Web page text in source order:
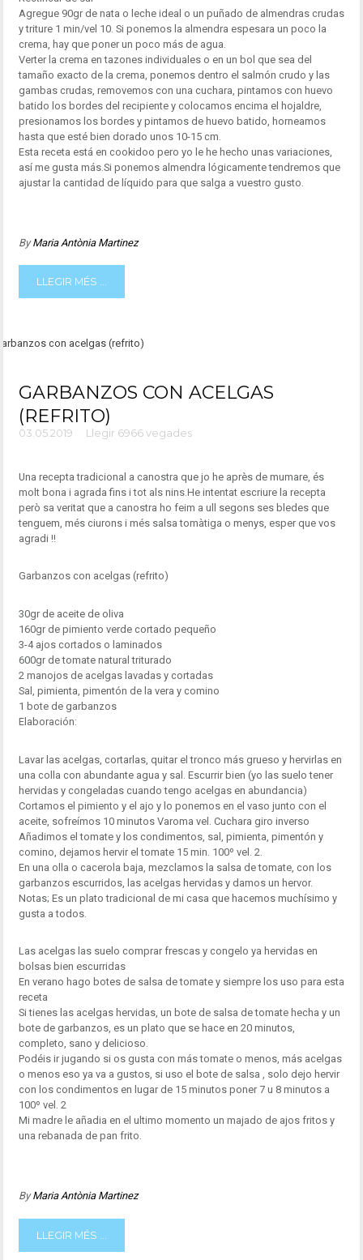
Agregue 90gr de nata o leche ideal o un puñado de almendras crudas
y triture 1 min/vel 10. Si ponemos la almendra espesara un poco la
crema, hay que poner un poco más de agua.
Verter la crema en tazones individuales o en un bol que sea del
tamaño exacto de la crema, ponemos dentro el salmón crudo y las
gambas crudas, removemos con una cuchara, pintamos con huevo
batido los bordes del recipiente y colocamos encima el hojaldre,
presionamos los bordes y pintamos de huevo batido, horneamos
hasta que esté bien dorado unos 10-15 cm.
Esta receta está en cookidoo pero yo le he hecho unas variaciones,
así me gusta más.Si ponemos almendra lógicamente tendremos que
ajustar la cantidad de líquido para que salga a vuestro gusto.
ByMaria Antònia Martinez
LLEGIR MÉS ...
GARBANZOS CON ACELGAS
(REFRITO)
03.05.2019 Llegir 6966 vegades
Una recepta tradicional a canostra que jo he après de mumare, és
molt bona i agrada fins i tot als nins.He intentat escriure la recepta
però sa veritat que a canostra ho feim a ull segons ses bledes que
tenguem, més ciurons i més salsa tomàtiga o menys, esper que vos
agradi !!
Garbanzos con acelgas (refrito)
30gr de aceite de oliva
160gr de pimiento verde cortado pequeño
3-4 ajos cortados o laminados
600gr de tomate natural triturado
2 manojos de acelgas lavadas y cortadas
Sal, pimienta, pimentón de la vera y comino
1 bote de garbanzos
Elaboración:
Lavar las acelgas, cortarlas, quitar el tronco más grueso y hervirlas en
una colla con abundante agua y sal. Escurrir bien (yo las suelo tener
hervidas y congeladas cuando tengo acelgas en abundancia)
Cortamos el pimiento y el ajo y lo ponemos en el vaso junto con el
aceite, sofreímos 10 minutos Varoma vel. Cuchara giro inverso
Añadimos el tomate y los condimentos, sal, pimienta, pimentón y
comino, dejamos hervir el tomate 15 min. 100º vel. 2.
En una olla o cacerola baja, mezclamos la salsa de tomate, con los
garbanzos escurridos, las acelgas hervidas y damos un hervor.
Notas; Es un plato tradicional de mi casa que hacemos muchísimo y
gusta a todos.
Las acelgas las suelo comprar frescas y congelo ya hervidas en
bolsas bien escurridas
En verano hago botes de salsa de tomate y siempre los uso para esta
receta
Si tienes las acelgas hervidas, un bote de salsa de tomate hecha y un
bote de garbanzos, es un plato que se hace en 20 minutos,
completo, sano y delicioso.
Podéis ir jugando si os gusta con más tomate o menos, más acelgas
o menos eso ya va a gustos, si uso el bote de salsa , solo dejo hervir
con los condimentos en lugar de 15 minutos poner 7 u 8 minutos a
100º vel. 2
Mi madre le añadia en el ultimo momento un majado de ajos fritos y
una rebanada de pan frito.
ByMaria Antònia Martinez
LLEGIR MÉS ...